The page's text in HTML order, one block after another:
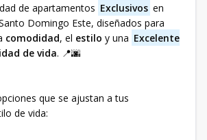
de apartamentos Exclusivos en
Domingo Este, diseñados para
comodidad, el estilo y una Excelente
de vida. 📍🌆
que se ajustan a tus
de vida: